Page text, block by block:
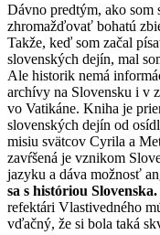
Dávno predtým, ako som
zhromažďovať bohatú
Takže, keď som začal
slovenských dejín, mal
Ale historik nemá
archívy na Slovensku i v
vo Vatikáne. Kniha je
slovenských dejín od
misiu svätcov Cyrila a
zavŕšená je vznikom
jazyku a dáva možnosť
sa s históriou Slovenska.
refektári Vlastivedného
vďačný, že si bola taká